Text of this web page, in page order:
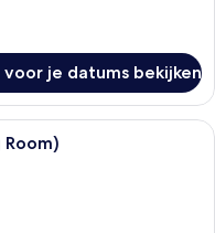
voor je datums bekijken
hotelkamer met een groot bed,